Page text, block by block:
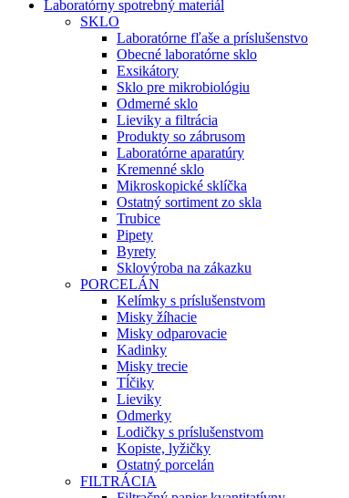
Laboratórny spotrebný materiál
SKLO
Laboratórne fľaše a príslušenstvo
Obecné laboratórne sklo
Exsikátory
Sklo pre mikrobiológiu
Odmerné sklo
Lieviky a filtrácia
Produkty so zábrusom
Laboratórne aparatúry
Kremenné sklo
Mikroskopické sklíčka
Ostatný sortiment zo skla
Trubice
Pipety
Byrety
Sklovýroba na zákazku
PORCELÁN
Kelímky s príslušenstvom
Misky žíhacie
Misky odparovacie
Kadinky
Misky trecie
Tĺčiky
Lieviky
Odmerky
Lodičky s príslušenstvom
Kopiste, lyžičky
Ostatný porcelán
FILTRÁCIA